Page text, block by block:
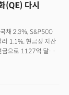
제에 어떤 영향을
이션이 여전히
향에 집중할
음을 시사했다. 찰스
대한 시장의
려움을 겪고 있는
(QE) 다시
채 2.3%, S&P500
1.1%, 현금성 자산
으로 1127억 달러
달러 유출.